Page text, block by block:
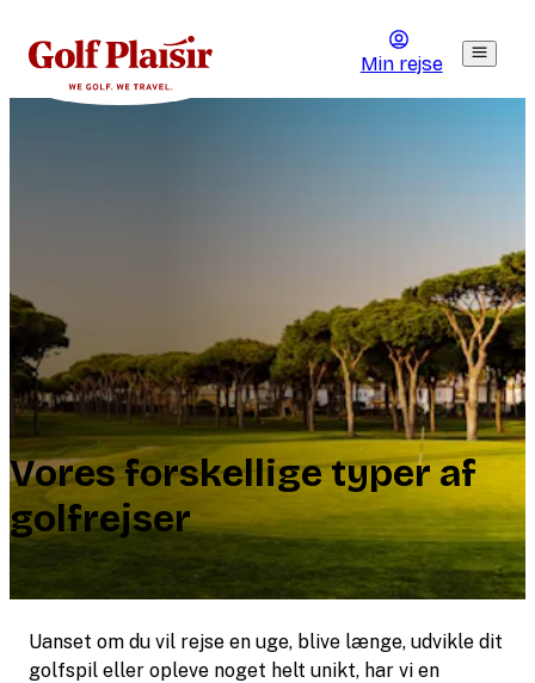
Min rejse
Vores forskellige typer af
golfrejser
Uanset om du vil rejse en uge, blive længe, udvikle dit
golfspil eller opleve noget helt unikt, har vi en